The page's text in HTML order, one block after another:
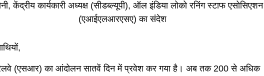
केंद्रीय कार्यकारी अध्यक्ष (सीडब्ल्यूपी), ऑल इंडिया लोको रनिंग स्टाफ एसोसिएशन
(एआईएलआरएसए) का संदेश
रेलवे (एसआर) का आंदोलन सातवें दिन में प्रवेश कर गया है। अब तक 200 से अधिक